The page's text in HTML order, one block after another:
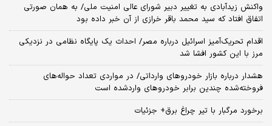
واکنش زیدآبادی به تغییر دبیر شورای عالی امنیت ملی/ به همان صورتی
اتفاق افتاد که سید محمد باقر خرازی از آن خبر داده بود
اقدام تحریک‌آمیز اسرائیل درباره مصر/ احداث یک پایگاه نظامی در نزدیکی
مرز با این کشور افشا شد
هشدار درباره بازار خودروهای وارداتی/ در مواردی تعداد حواله‌های
فروخته‌شده چندین برابر خودروهای واردشده است
برخورد مرگبار با تیر چراغ برق+ جزئیات